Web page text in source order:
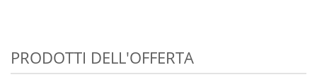
PRODOTTI DELL'OFFERTA